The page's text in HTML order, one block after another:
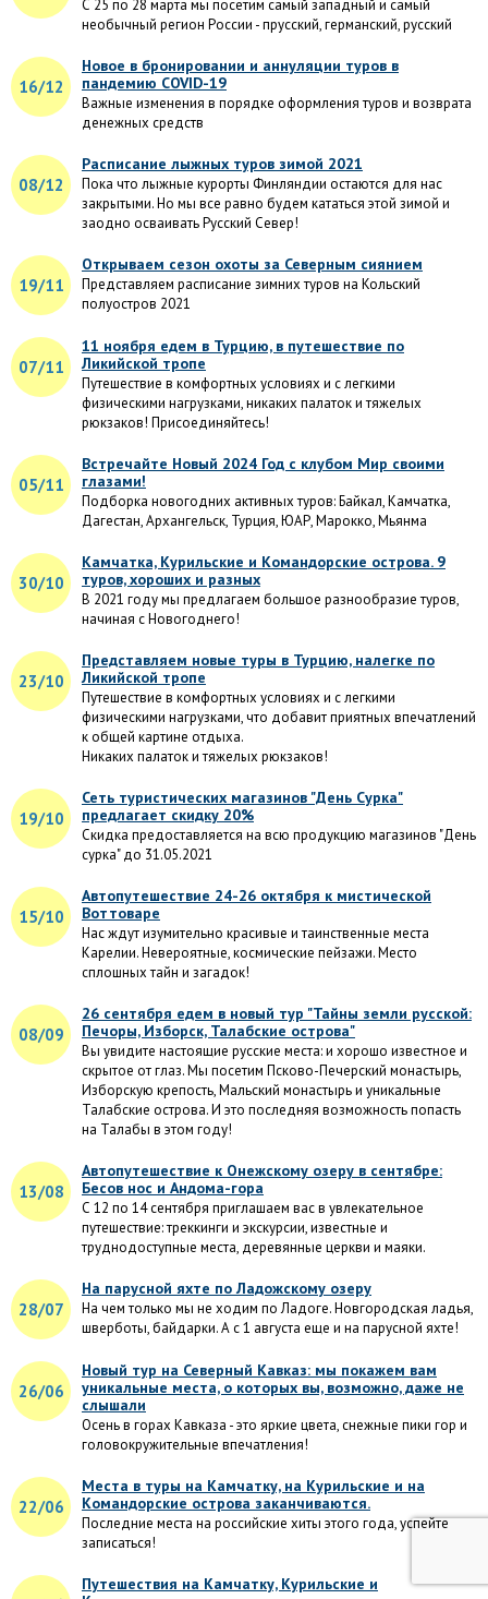
С 25 по 28 марта мы посетим самый западный и самый
необычный регион России - прусский, германский, русский
16/12
Новое в бронировании и аннуляции туров в
пандемию COVID-19
Важные изменения в порядке оформления туров и возврата
денежных средств
08/12
Расписание лыжных туров зимой 2021
Пока что лыжные курорты Финляндии остаются для нас
закрытыми. Но мы все равно будем кататься этой зимой и
заодно осваивать Русский Север!
19/11
Открываем сезон охоты за Северным сиянием
Представляем расписание зимних туров на Кольский
полуостров 2021
07/11
11 ноября едем в Турцию, в путешествие по
Ликийской тропе
Путешествие в комфортных условиях и с легкими
физическими нагрузками, никаких палаток и тяжелых
рюкзаков! Присоединяйтесь!
05/11
Встречайте Новый 2024 Год с клубом Мир своими
глазами!
Подборка новогодних активных туров: Байкал, Камчатка,
Дагестан, Архангельск, Турция, ЮАР, Марокко, Мьянма
30/10
Камчатка, Курильские и Командорские острова. 9
туров, хороших и разных
В 2021 году мы предлагаем большое разнообразие туров,
начиная с Новогоднего!
23/10
Представляем новые туры в Турцию, налегке по
Ликийской тропе
Путешествие в комфортных условиях и с легкими
физическими нагрузками, что добавит приятных впечатлений
к общей картине отдыха.
Никаких палаток и тяжелых рюкзаков!
19/10
Сеть туристических магазинов "День Сурка"
предлагает скидку 20%
Скидка предоставляется на всю продукцию магазинов "День
сурка" до 31.05.2021
15/10
Автопутешествие 24-26 октября к мистической
Воттоваре
Нас ждут изумительно красивые и таинственные места
Карелии. Невероятные, космические пейзажи. Место
сплошных тайн и загадок!
08/09
26 сентября едем в новый тур "Тайны земли русской:
Печоры, Изборск, Талабские острова"
Вы увидите настоящие русские места: и хорошо известное и
скрытое от глаз. Мы посетим Псково-Печерский монастырь,
Изборскую крепость, Мальский монастырь и уникальные
Талабские острова. И это последняя возможность попасть
на Талабы в этом году!
13/08
Автопутешествие к Онежскому озеру в сентябре:
Бесов нос и Андома-гора
С 12 по 14 сентября приглашаем вас в увлекательное
путешествие: треккинги и экскурсии, известные и
труднодоступные места, деревянные церкви и маяки.
28/07
На парусной яхте по Ладожскому озеру
На чем только мы не ходим по Ладоге. Новгородская ладья,
шверботы, байдарки. А с 1 августа еще и на парусной яхте!
26/06
Новый тур на Северный Кавказ: мы покажем вам
уникальные места, о которых вы, возможно, даже не
слышали
Осень в горах Кавказа - это яркие цвета, снежные пики гор и
головокружительные впечатления!
22/06
Места в туры на Камчатку, на Курильские и на
Командорские острова заканчиваются.
Последние места на российские хиты этого года, успейте
записаться!
Путешествия на Камчатку, Курильские и